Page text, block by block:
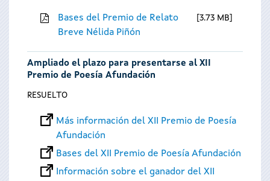
Bases del Premio de Relato
Breve Nélida Piñón
3.73 MB
Ampliado el plazo para presentarse al XII
Premio de Poesía Afundación
RESUELTO
Más información del XII Premio de Poesía
Afundación
Bases del XII Premio de Poesía Afundación
Información sobre el ganador del XII